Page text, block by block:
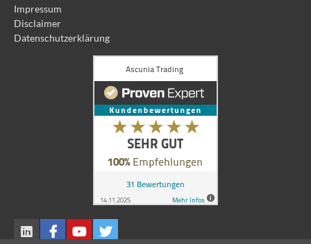
Impressum
Disclaimer
Datenschutzerklärung